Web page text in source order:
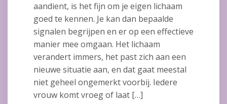
aandient, is het fijn om je eigen lichaam
goed te kennen. Je kan dan bepaalde
signalen begrijpen en er op een effectieve
manier mee omgaan. Het lichaam
verandert immers, het past zich aan een
nieuwe situatie aan, en dat gaat meestal
niet geheel ongemerkt voorbij. Iedere
vrouw komt vroeg of laat […]